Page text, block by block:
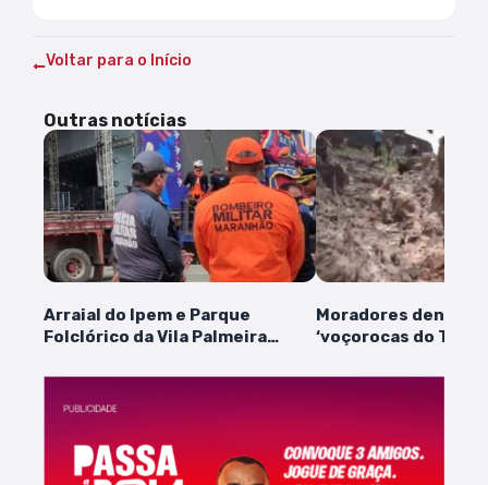
Voltar para o Início
Outras notícias
Arraial do Ipem e Parque
Folclórico da Vila Palmeira
Corpo de Bombeiros
Moradores
‘voçorocas do
deixar bairro